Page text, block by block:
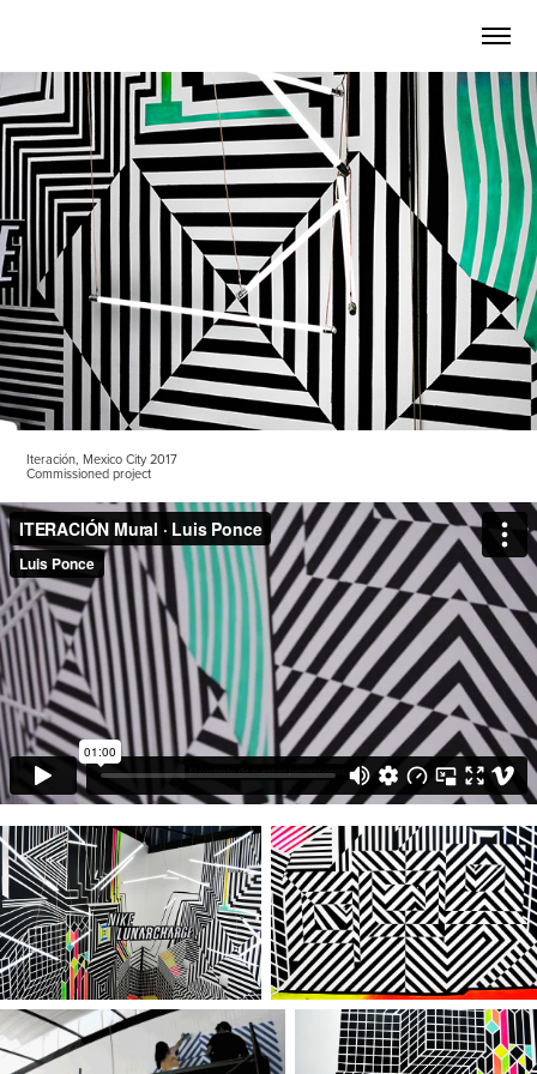
Iteración, Mexico City 2017
Commissioned project